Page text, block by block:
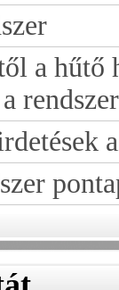
a hűtő
rendszer